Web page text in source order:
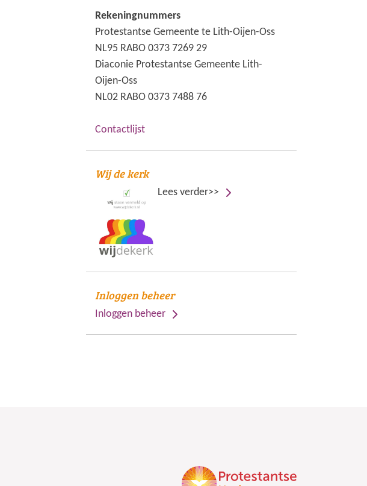
Rekeningnummers
Protestantse Gemeente te Lith-Oijen-Oss
NL95 RABO 0373 7269 29
Diaconie Protestantse Gemeente Lith-
Oijen-Oss
NL02 RABO 0373 7488 76
Contactlijst
Wij de kerk
Lees verder>>
Inloggen beheer
Inloggen beheer